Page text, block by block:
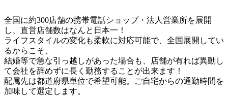
全国に約300店舗の携帯電話ショップ・法人営業所を展開
し、直営店舗数はなんと日本一！
ライフスタイルの変化も柔軟に対応可能で、全国展開してい
るからこそ、
結婚等で急な引っ越しがあった場合も、店舗が有れば異動し
て会社を辞めずに長く勤務することが出来ます！
配属先は都道府県単位で希望可能。ご自宅からの通勤時間を
加味して選定します。